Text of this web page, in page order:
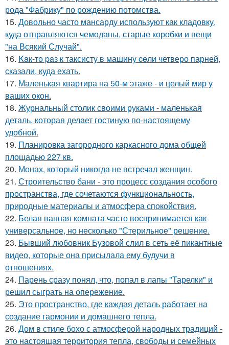
рода "Фабрику" по рождению потомства.
15. Довольно часто мансарду используют как кладовку,
куда отправляются чемоданы, старые коробки и вещи
"на Всякий Случай".
16. Kaк-то paз к таксисту в машину ceли четверо парней,
сказали, куда ехать.
17. Маленькая квартира на 50-м этаже - и целый мир у
ваших окон.
18. Журнальный столик своими руками - маленькая
деталь, которая делает гостиную по-настоящему
удобной.
19. Планировка загородного каркасного дома общей
площадью 227 кв.
20. Монах, который никогда не встречал женщин.
21. Строительство бани - это процесс создания особого
пространства, где сочетаются функциональность,
природные материалы и атмосфера спокойствия.
22. Белая ванная комната часто воспринимается как
универсальное, но несколько "Стерильное" решение.
23. Бывший любовник Бузовой слил в сеть её пикантные
видео, которые она присылала ему будучи в
отношениях.
24. Парень сразу понял, что, попал в лапы "Тарелки" и
решил сыграть на опережение.
25. Это пространство, где каждая деталь работает на
создание гармонии и домашнего тепла.
26. Дом в стиле бохо с атмосферой народных традиций -
это настоящая территория тепла, свободы и семейных